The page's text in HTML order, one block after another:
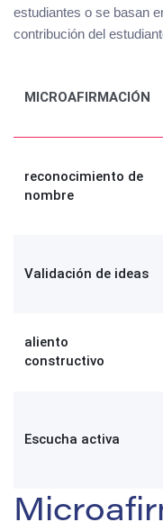
estudiantes o se basan
contribución del
MICROAFIRMACIÓN
reconocimiento de
nombre
Validación de ideas
aliento
constructivo
Escucha activa